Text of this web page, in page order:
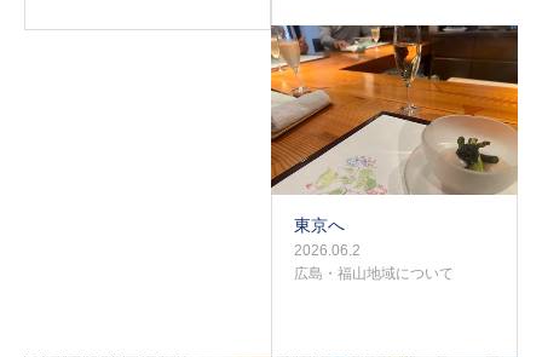
東京へ
2026.06.2
広島・福山地域について